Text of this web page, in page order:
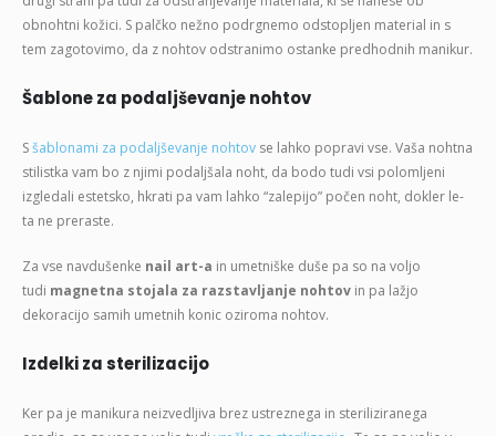
obnohtni kožici. S palčko nežno podrgnemo odstopljen material in s
tem zagotovimo, da z nohtov odstranimo ostanke predhodnih manikur.
Šablone za podaljševanje nohtov
Sšablonami za podaljševanje nohtov se lahko popravi vse. Vaša nohtna
stilistka vam bo z njimi podaljšala noht, da bodo tudi vsi polomljeni
izgledali estetsko, hkrati pa vam lahko “zalepijo” počen noht, dokler le-
ta ne preraste.
Za vse navdušenke nail art-a in umetniške duše pa so na voljo
tudi magnetna stojala za razstavljanje nohtov in pa lažjo
dekoracijo samih umetnih konic oziroma nohtov.
Izdelki za sterilizacijo
Ker pa je manikura neizvedljiva brez ustreznega in steriliziranega